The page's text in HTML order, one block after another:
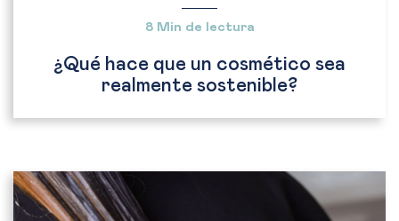
8 Min de lectura
¿Qué hace que un cosmético sea
realmente sostenible?